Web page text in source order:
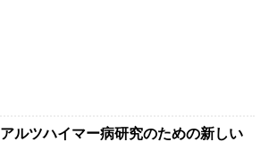
アルツハイマー病研究のための新しい